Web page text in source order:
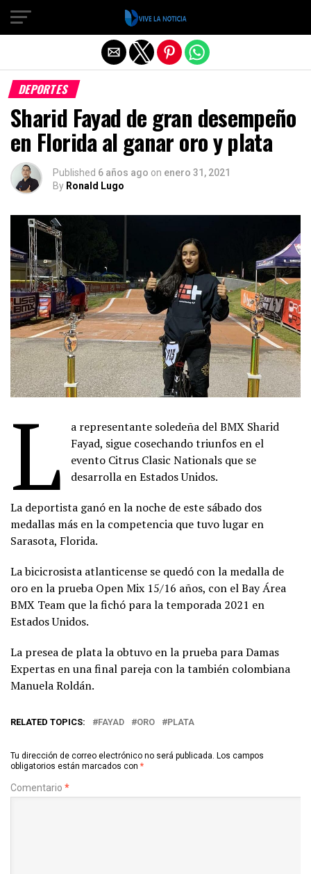
DEPORTES
Sharid Fayad de gran desempeño
en Florida al ganar oro y plata
Published 6 años ago on enero 31, 2021
By Ronald Lugo
L
a representante soledeña del BMX Sharid
Fayad, sigue cosechando triunfos en el
evento Citrus Clasic Nationals que se
desarrolla en Estados Unidos.
La deportista ganó en la noche de este sábado dos
medallas más en la competencia que tuvo lugar en
Sarasota, Florida.
La bicicrosista atlanticense se quedó con la medalla de
oro en la prueba Open Mix 15/16 años, con el Bay Área
BMX Team que la fichó para la temporada 2021 en
Estados Unidos.
La presea de plata la obtuvo en la prueba para Damas
Expertas en una final pareja con la también colombiana
Manuela Roldán.
RELATED TOPICS: FAYAD ORO PLATA
Tu dirección de correo electrónico no será publicada. Los campos
obligatorios están marcados con *
Comentario *
Salir de la versión móvil